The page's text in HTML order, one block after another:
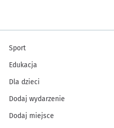
Sport
Edukacja
Dla dzieci
Dodaj wydarzenie
Dodaj miejsce